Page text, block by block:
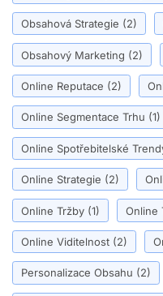
Obsahová Strategie (2)
Obsahový Marketing (2)
Online Reputace (2)
Online Segmentace Trhu (1)
Online Spotřebitelské
Online Strategie (2)
Online Tržby (1) Online
Online Viditelnost (2)
Personalizace Obsahu (2)